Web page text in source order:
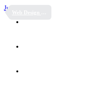
Jump to content